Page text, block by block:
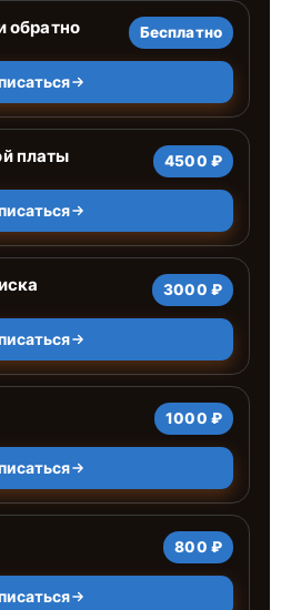
обратно Бесплатно
платы 4500 ₽
3000 ₽
1000 ₽
800 ₽